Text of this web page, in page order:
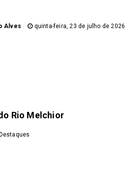
Alves
quinta-feira, 23 de julho de 2026
Rio Melchior
Destaques